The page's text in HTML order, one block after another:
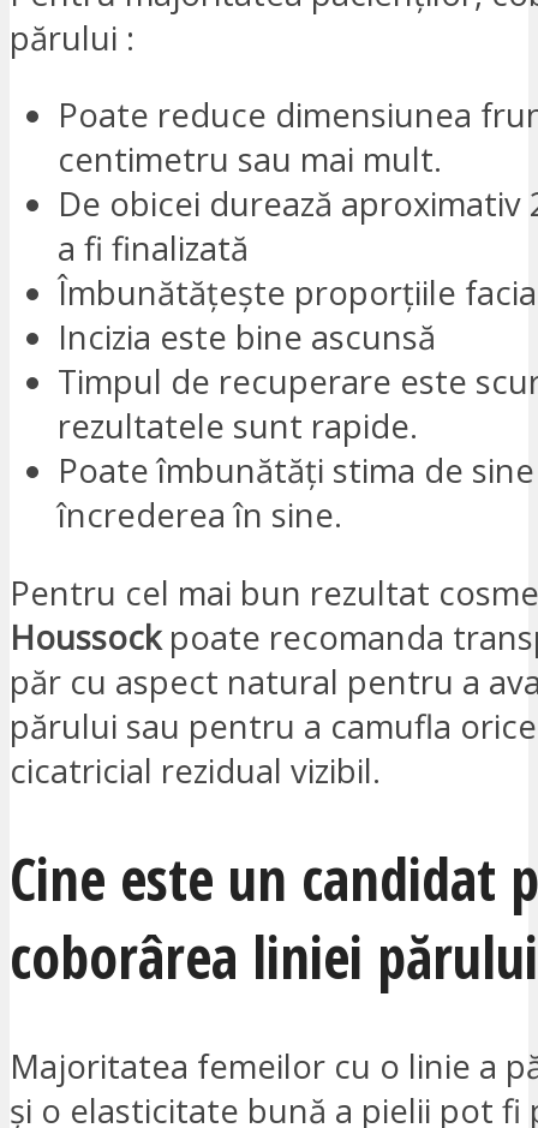
părului :
Poate reduce dimensiunea
centimetru sau mai mult.
De obicei durează
a fi finalizată
Îmbunătățește proporțiile
Incizia este bine ascunsă
Timpul de recuperare este
rezultatele sunt rapide.
Poate îmbunătăți stima de
încrederea în sine.
Pentru cel mai bun rezultat
Houssockpoate recomanda
păr cu aspect natural pentru a
părului sau pentru a camufla
cicatricial rezidual vizibil.
Cine este un candidat
coborârea liniei
Majoritatea femeilor cu o linie a
și o elasticitate bună a pielii pot fi